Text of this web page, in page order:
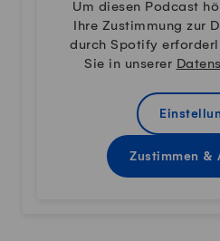
Um diesen Podcast
Ihre Zustimmung zur
durch Spotify
Sie in unserer
Zustimmen &